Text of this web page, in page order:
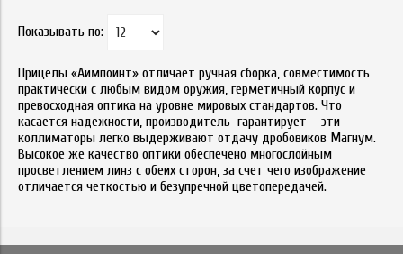
Показывать по:
Прицелы «Аимпоинт» отличает ручная сборка, совместимость
практически с любым видом оружия, герметичный корпус и
превосходная оптика на уровне мировых стандартов. Что
касается надежности, производитель гарантирует – эти
коллиматоры легко выдерживают отдачу дробовиков Магнум.
Высокое же качество оптики обеспечено многослойным
просветлением линз с обеих сторон, за счет чего изображение
отличается четкостью и безупречной цветопередачей.